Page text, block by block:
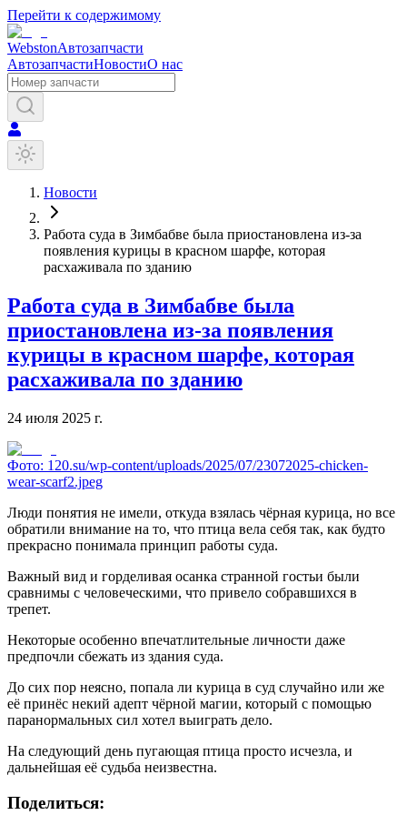
Перейти к содержимому
WebstonАвтозапчасти
АвтозапчастиНовостиО нас
Новости
Работа суда в Зимбабве была приостановлена из-за
появления курицы в красном шарфе, которая
расхаживала по зданию
Работа суда в Зимбабве была
приостановлена из-за появления
курицы в красном шарфе, которая
расхаживала по зданию
24 июля 2025 г.
Фото: 120.su/wp-content/uploads/2025/07/23072025-chicken-
wear-scarf2.jpeg
Люди понятия не имели, откуда взялась чёрная курица, но все
обратили внимание на то, что птица вела себя так, как будто
прекрасно понимала принцип работы суда.
Важный вид и горделивая осанка странной гостьи были
сравнимы с человеческими, что привело собравшихся в
трепет.
Некоторые особенно впечатлительные личности даже
предпочли сбежать из здания суда.
До сих пор неясно, попала ли курица в суд случайно или же
её принёс некий адепт чёрной магии, который с помощью
паранормальных сил хотел выиграть дело.
На следующий день пугающая птица просто исчезла, и
дальнейшая её судьба неизвестна.
Поделиться: